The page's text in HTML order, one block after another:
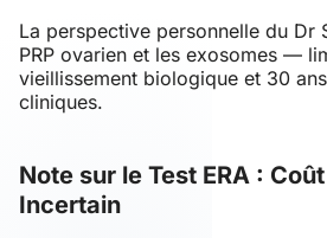
La perspective personnelle du Dr
PRP ovarien et les exosomes —
vieillissement biologique et 30
cliniques.
Note sur le Test ERA :
Incertain